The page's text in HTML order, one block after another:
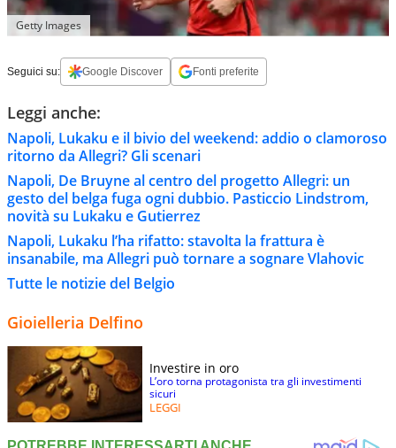
Getty Images
Seguici su: Google Discover Fonti preferite
Leggi anche:
Napoli, Lukaku e il bivio del weekend: addio o clamoroso
ritorno da Allegri? Gli scenari
Napoli, De Bruyne al centro del progetto Allegri: un
gesto del belga fuga ogni dubbio. Pasticcio Lindstrom,
novità su Lukaku e Gutierrez
Napoli, Lukaku l’ha rifatto: stavolta la frattura è
insanabile, ma Allegri può tornare a sognare Vlahovic
Tutte le notizie del Belgio
Gioielleria Delfino
Investire in oro
L’oro torna protagonista tra gli investimenti
sicuri
LEGGI